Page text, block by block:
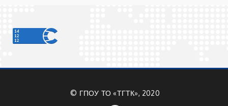
© ГПОУ ТО «ТГТК», 2020